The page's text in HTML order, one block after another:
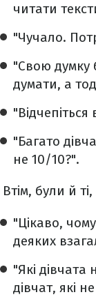
читати
"Чучало.
"Свою думку
думати, а
"Відчепіться
"Багато
не 10/10?".
Втім, були й
"Цікаво,
деяких
"Які
дівчат, які